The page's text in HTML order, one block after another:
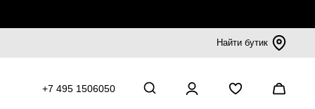
Найти бутик
+7 495 1506050